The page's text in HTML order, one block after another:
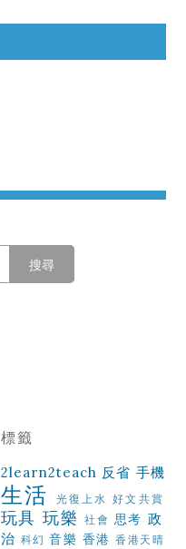
搜尋
標籤
2learn2teach 反省 手機
生活 光復上水 好文共賞
玩具 玩樂 社會 思考 政
治 科幻 音樂 香港 香港天晴